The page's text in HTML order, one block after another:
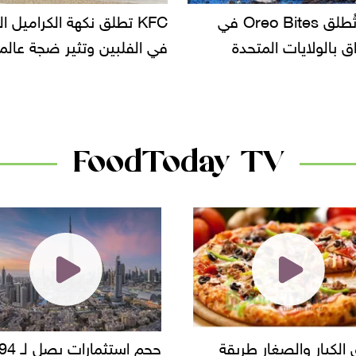
KFC تطلق نكهة الكراميل المملح
وتثير ضجة عالمية
دعوات للتحقيق في أسباب
سحب بعض ألبان
FoodToday TV
حجم استثمارات يصل لـ 94 "أمن القاهرة" يضبط